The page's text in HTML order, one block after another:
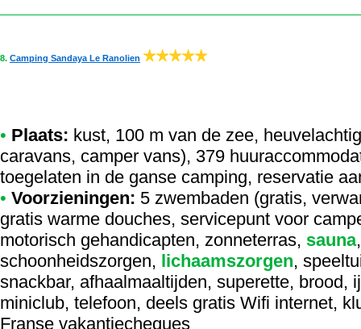
8. Camping Sandaya Le Ranolien
• Plaats: kust, 100 m van de zee,
caravans, camper vans), 379
toegelaten in de ganse camping, reservatie
• Voorzieningen: 5 zwembaden (gratis,
gratis warme douches, servicepunt voor
motorisch gehandicapten, zonneterras, sauna
schoonheidszorgen, lichaamszorgen,
snackbar, afhaalmaaltijden, superette, brood,
miniclub, telefoon, deels gratis Wifi internet,
Franse vakantiecheques